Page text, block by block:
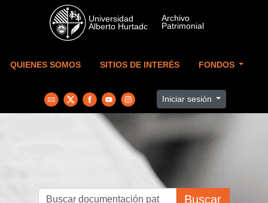
Skip to main content
QUIENES SOMOS SITIOS DE INTERÉS FONDOS
Iniciar sesión
Buscar